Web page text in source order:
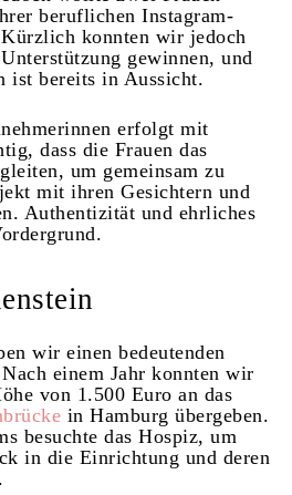
beruflichen Instagram-
konnten wir jedoch
gewinnen, und
ist bereits in Aussicht.
erfolgt mit
dass die Frauen das
um gemeinsam zu
mit ihren Gesichtern und
Authentizität und ehrliches
wir einen bedeutenden
einem Jahr konnten wir
von 1.500 Euro an das
in Hamburg übergeben.
besuchte das Hospiz, um
in die Einrichtung und deren